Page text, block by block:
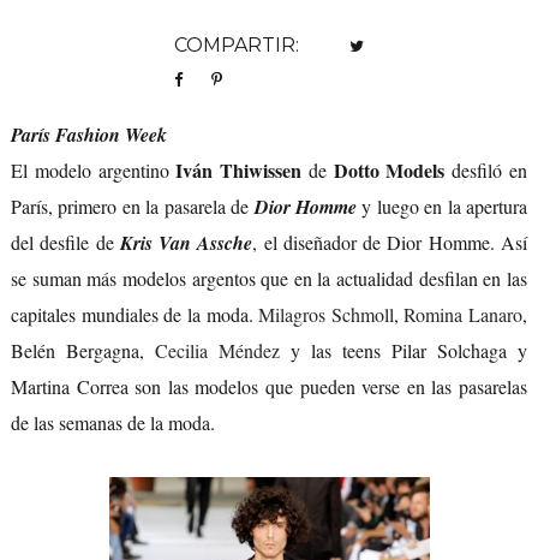
COMPARTIR:
París Fashion Week
El modelo argentinoIván Thiwissen de Dotto Models desfiló en
París, primero en la pasarela deDior Hommey luego en la apertura
del desfile deKris Van Assche, el diseñador de Dior Homme. Así
se suman más modelos argentos que en la actualidad desfilan en las
capitales mundiales de la moda.Milagros Schmoll,Romina Lanaro,
Belén Bergagna, Cecilia Méndez y las teens Pilar Solchaga y
Martina Correa son las modelos que pueden verse en las pasarelas
de las semanas de la moda.